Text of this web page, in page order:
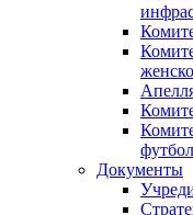
Документы